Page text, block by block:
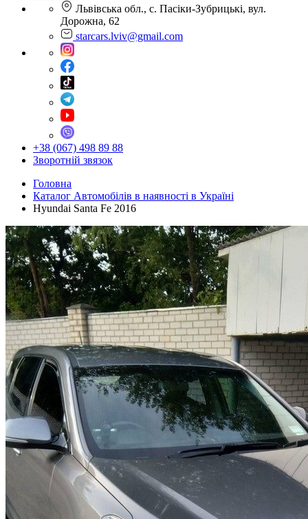
Львівська обл., с. Пасіки-Зубрицькі, вул.
Дорожна, 62
starcars.lviv@gmail.com
+38 (067) 498 89 88
Зворотній звязок
Головна
Каталог Автомобілів в наявності в Україні
Hyundai Santa Fe 2016